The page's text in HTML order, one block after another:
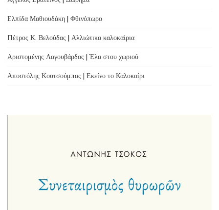
Ελπίδα Μαθιουδάκη | Φθινόπωρο
Πέτρος Κ. Βελούδας | Αλλιώτικα καλοκαίρια
Αριστομένης Λαγουβάρδος | Έλα στου χωριού
Αποστόλης Κουτσούμπας | Εκείνο το Καλοκαίρι